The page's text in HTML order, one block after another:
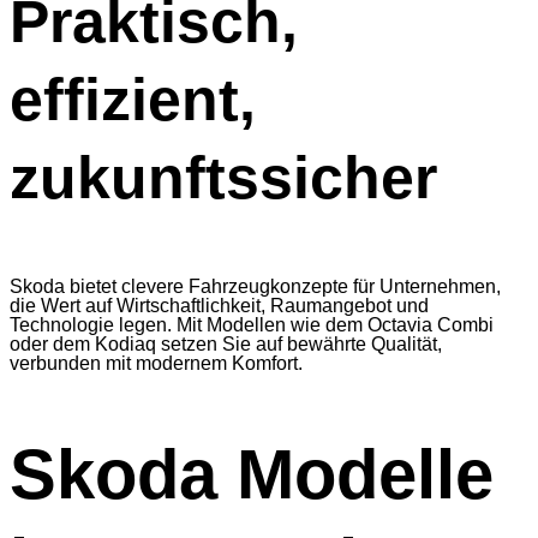
Praktisch,
effizient,
zukunftssicher
Skoda bietet clevere Fahrzeugkonzepte für Unternehmen,
die Wert auf Wirtschaftlichkeit, Raumangebot und
Technologie legen. Mit Modellen wie dem Octavia Combi
oder dem Kodiaq setzen Sie auf bewährte Qualität,
verbunden mit modernem Komfort.
Skoda Modelle